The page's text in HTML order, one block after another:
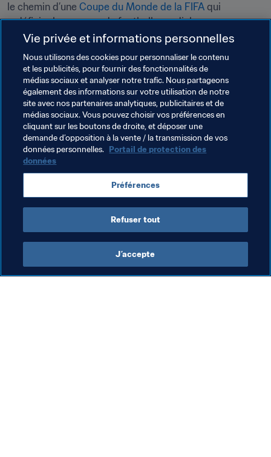
le chemin d’une Coupe du Monde de la FIFA qui
redéfinira le paysage du football mondial.
Thèmes en lien
Organisation des compétitions Organisation
Coupe du Monde de la FIFA 2026™ USA
Concacaf
Coupe du Monde de la FIFA 2026™
Vie privée et informations personnelles
Nous utilisons des cookies pour personnaliser le contenu
et les publicités, pour fournir des fonctionnalités de
médias sociaux et analyser notre trafic. Nous partageons
également des informations sur votre utilisation de notre
site avec nos partenaires analytiques, publicitaires et de
médias sociaux. Vous pouvez choisir vos préférences en
cliquant sur les boutons de droite, et déposer une
demande d’opposition à la vente / la transmission de vos
données personnelles. Portail de protection des
données
Préférences
Refuser tout
J’accepte